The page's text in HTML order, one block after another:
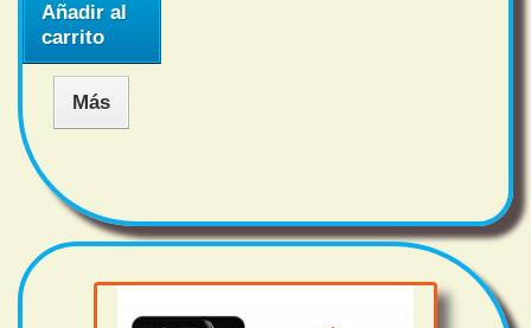
Añadir al
carrito
Más